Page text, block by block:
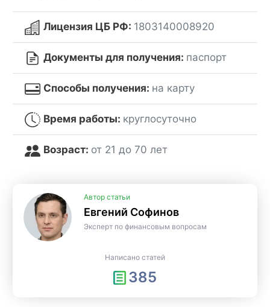
Лицензия ЦБ РФ: 1803140008920
Документы для получения: паспорт
Способы получения: на карту
Время работы: круглосуточно
Возраст: от 21 до 70 лет
Автор статьи
Евгений Софинов
Эксперт по финансовым вопросам
Написано статей
385